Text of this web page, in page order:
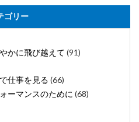
ゴリー
かに飛び越えて (91)
仕事を見る (66)
ーマンスのために (68)